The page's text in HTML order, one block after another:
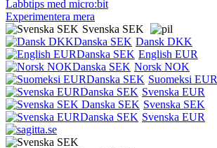
Labbtips med micro:bit
Experimentera mera
Svenska SEK
Dansk DKK
English EUR
Norsk NOK
Suomeksi EUR
Svenska EUR
Svenska SEK
Svenska EUR